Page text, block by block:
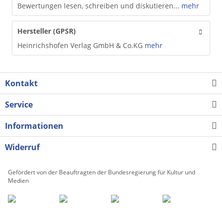
Bewertungen lesen, schreiben und diskutieren... mehr
Hersteller (GPSR)
Heinrichshofen Verlag GmbH & Co.KG mehr
Kontakt
Service
Informationen
Widerruf
Gefördert von der Beauftragten der Bundesregierung für Kultur und
Medien